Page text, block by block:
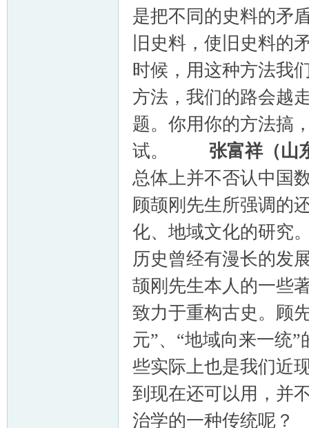
是把不同的史料的矛
旧史料，使旧史料的
时候，用这种方法我
方法，我们的路会越
题。你用你的方法搞
试。 张富祥（山
总体上并不否认中国
顾颉刚先生所强调的
化、地域文化的研究
历史曾经有漫长的发
颉刚先生本人的一些
致力于重构古史。顾
元”、“地域向来一统
些实际上也是我们近
到现在还可以用，
治学的一种传统